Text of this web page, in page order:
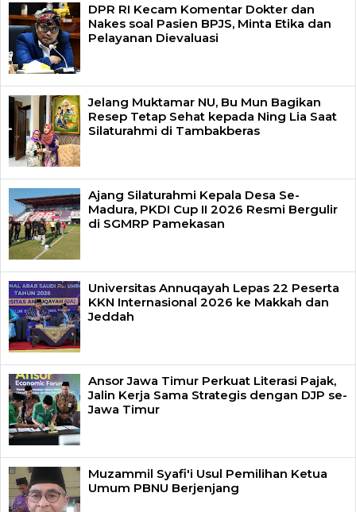
DPR RI Kecam Komentar Dokter dan
Nakes soal Pasien BPJS, Minta Etika dan
Pelayanan Dievaluasi
Jelang Muktamar NU, Bu Mun Bagikan
Resep Tetap Sehat kepada Ning Lia Saat
Silaturahmi di Tambakberas
Ajang Silaturahmi Kepala Desa Se-
Madura, PKDI Cup II 2026 Resmi Bergulir
di SGMRP Pamekasan
Universitas Annuqayah Lepas 22 Peserta
KKN Internasional 2026 ke Makkah dan
Jeddah
Ansor Jawa Timur Perkuat Literasi Pajak,
Jalin Kerja Sama Strategis dengan DJP se-
Jawa Timur
Muzammil Syafi'i Usul Pemilihan Ketua
Umum PBNU Berjenjang